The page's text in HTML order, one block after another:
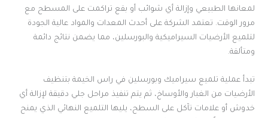
لمعانها الطبيعي وإزالة أي شوائب أو بقع تراكمت على المسطح مع
مرور الوقت. تعتمد الشركة على أحدث المعدات والمواد عالية الجودة
لتلميع الأرضيات السيراميكية والبورسلين، مما يضمن نتائج دائمة
ومتألقة.
تبدأ عملية تلميع سيراميك وبورسلين في راس الخيمة بتنظيف
الأرضيات من الغبار والأوساخ، ثم يتم تنفيذ مراحل جلي دقيقة لإزالة أي
خدوش أو علامات تآكل على السطح، يليها التلميع النهائي الذي يمنح